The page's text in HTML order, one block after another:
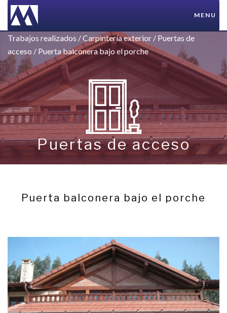
MENU
Trabajos realizados/Carpintería exterior/Puertas de
acceso/ Puerta balconera bajo el porche
Puertas de acceso
Puerta balconera bajo el porche